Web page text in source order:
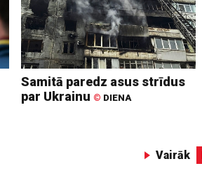
Samitā paredz asus strīdus
par Ukrainu © DIENA
Vairāk